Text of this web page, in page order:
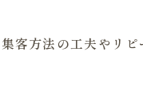
客方法の工夫やリ